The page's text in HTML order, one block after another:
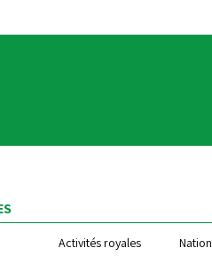
Activités royales
Nation